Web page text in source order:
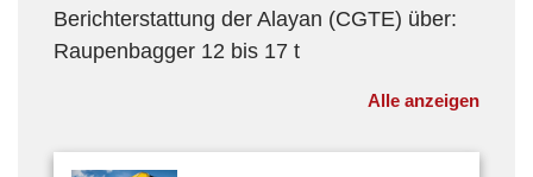
Alle anzeigen
Berichterstattung der Alayan (CGTE) über:
Raupenbagger 12 bis 17 t